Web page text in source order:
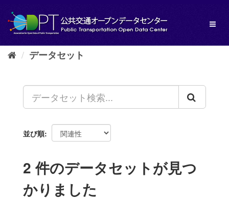
し
データセット
並び順
2 件のデータセットが見つ
かりました